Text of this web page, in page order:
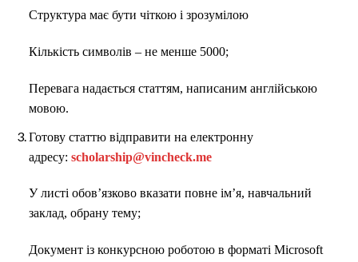
Cтруктура має бути чіткою і зрозумілою
Кількість символів – не менше 5000;
Перевага надається статтям, написаним англійською
мовою.
Готову статтю відправити на електронну
адресу: scholarship@vincheck.me
У листі обов’язково вказати повне ім’я, навчальний
заклад, обрану тему;
Документ із конкурсною роботою в форматі Microsoft